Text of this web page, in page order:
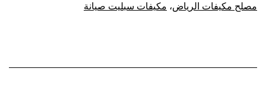
مصلح مكيفات الرياض، مكيفات سبليت صيانة